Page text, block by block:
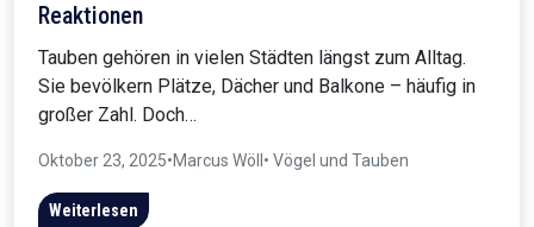
Reaktionen
Tauben gehören in vielen Städten längst zum Alltag.
Sie bevölkern Plätze, Dächer und Balkone – häufig in
großer Zahl. Doch…
Oktober 23, 2025•Marcus Wöll • Vögel und Tauben
Weiterlesen